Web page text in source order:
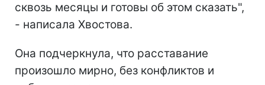
сквозь месяцы и готовы об этом сказать",
- написала Хвостова.
Она подчеркнула, что расставание
произошло мирно, без конфликтов и